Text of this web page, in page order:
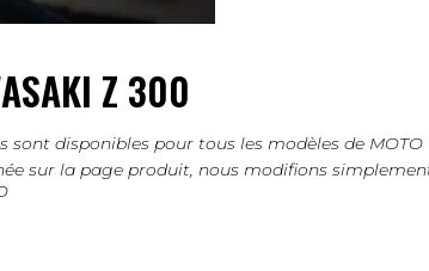
Z 300
sont disponibles pour tous les modèles de MOTO
sur la page produit, nous modifions